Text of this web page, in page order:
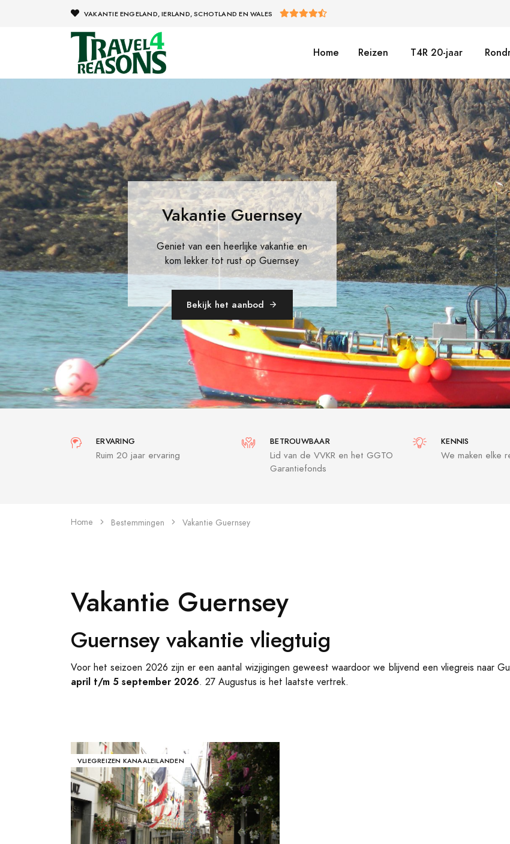
VAKANTIE ENGELAND, IERLAND, SCHOTLAND EN WALES
Home Reizen T4R 20-jaar
Vakantie Guernsey
Geniet van een heerlijke vakantie en
kom lekker tot rust op Guernsey
Bekijk het aanbod
ERVARING
Ruim 20 jaar ervaring
BETROUWBAAR
Lid van de VVKR en het GGTO
Garantiefonds
KENNIS
We maken elke
Home Bestemmingen Vakantie Guernsey
Vakantie Guernsey
Guernsey vakantie vliegtuig
Voor het seizoen 2026 zijn er een aantal wizjigingen geweest waardoor we blijvend een vliegreis naar
april t/m 5 september 2026. 27 Augustus is het laatste vertrek.
VLIEGREIZEN KANAALEILANDEN